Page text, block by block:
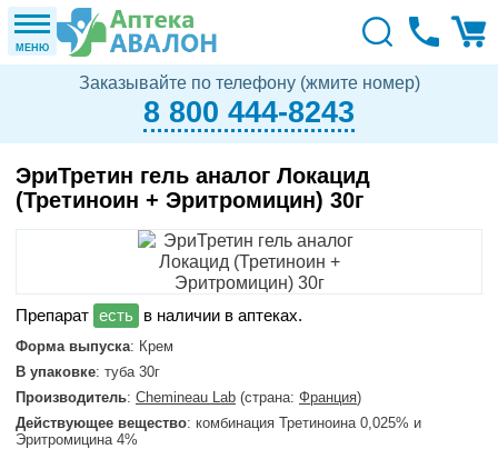
МЕНЮ
Заказывайте по телефону (жмите номер)
8 800 444-8243
ЭриТретин гель аналог Локацид
(Третиноин + Эритромицин) 30г
в наличии в аптеках.
Форма выпуска: Крем
В упаковке: туба 30г
Производитель: Chemineau Lab (страна: Франция)
Действующее вещество: комбинация Третиноина 0,025% и
Эритромицина 4%